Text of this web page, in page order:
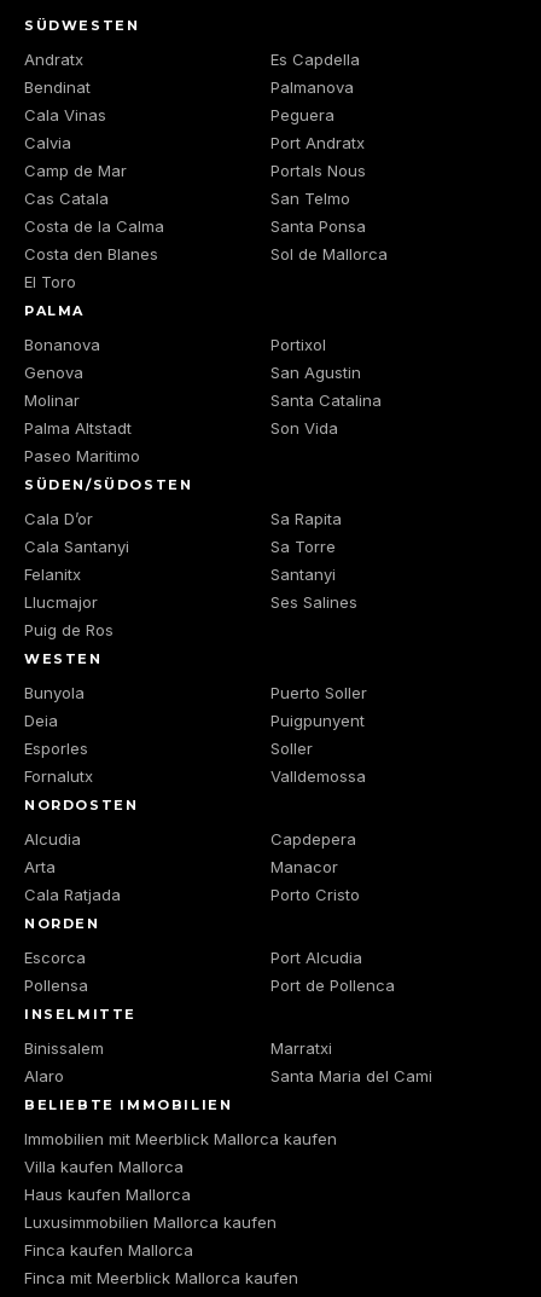
SÜDWESTEN
Andratx
Bendinat
Cala Vinas
Calvia
Camp de Mar
Cas Catala
Costa de la Calma
Costa den Blanes
El Toro
Es Capdella
Palmanova
Peguera
Port Andratx
Portals Nous
San Telmo
Santa Ponsa
Sol de Mallorca
PALMA
Bonanova
Genova
Molinar
Palma Altstadt
Paseo Maritimo
Portixol
San Agustin
Santa Catalina
Son Vida
SÜDEN/SÜDOSTEN
Cala D’or
Cala Santanyi
Felanitx
Llucmajor
Puig de Ros
Sa Rapita
Sa Torre
Santanyi
Ses Salines
WESTEN
Bunyola
Deia
Esporles
Fornalutx
Puerto Soller
Puigpunyent
Soller
Valldemossa
NORDOSTEN
Alcudia
Arta
Cala Ratjada
Capdepera
Manacor
Porto Cristo
NORDEN
Escorca
Pollensa
Port Alcudia
Port de Pollenca
INSELMITTE
Binissalem
Alaro
Marratxi
Santa Maria del Cami
BELIEBTE IMMOBILIEN
Immobilien mit Meerblick Mallorca kaufen
Villa kaufen Mallorca
Haus kaufen Mallorca
Luxusimmobilien Mallorca kaufen
Finca kaufen Mallorca
Finca mit Meerblick Mallorca kaufen